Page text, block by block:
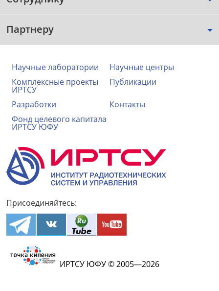
Партнеру
Научные лаборатории
Научные центры
Комплексные проекты
ИРТСУ
Публикации
Разработки
Контакты
Фонд целевого капитала
ИРТСУ ЮФУ
Присоединяйтесь:
ИРТСУ ЮФУ © 2005—2026